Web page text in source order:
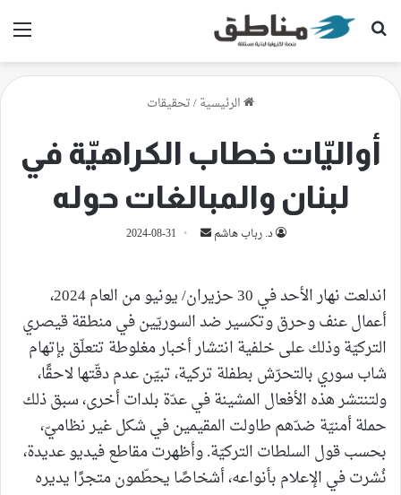
بحث عن
الرئيسية/تحقيقات
أواليّات خطاب الكراهيّة في
لبنان والمبالغات حوله
د. رباب هاشم
أرسل 2024-08-31
اندلعت نهار الأحد في 30 حزيران/ يونيو من العام 2024،
أعمال عنف وحرق وتكسير ضد السوريّين في منطقة قيصري
التركيّة وذلك على خلفية انتشار أخبار مغلوطة تتعلّق بإتهام
شاب سوري بالتحرّش بطفلة تركية، تبيّن عدم دقّتها لاحقًا،
ولتنتشر هذه الأفعال المشينة في عدّة بلدات أخرى، سبق ذلك
حملة أمنيّة ضدّهم طاولت المقيمين في شكل غير نظاميّ،
بحسب قول السلطات التركيّة. وأظهرت مقاطع فيديو عديدة،
نُشرت في الإعلام بأنواعه، أشخاصًا يحطّمون متجرًا يديره